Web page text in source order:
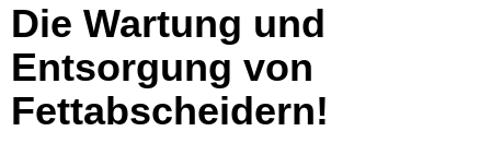
Die Wartung und
Entsorgung von
Fettabscheidern!